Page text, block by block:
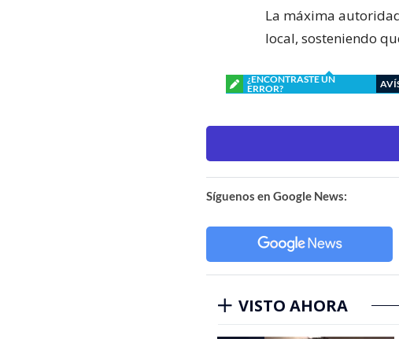
La máxima
local, sosteniendo
¿ENCONTRASTE UN
ERROR?
Síguenos en Google News:
VISTO AHORA